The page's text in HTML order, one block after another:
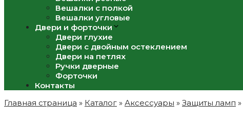
Вешалки с полкой
Вешалки угловые
Двери и форточки
Двери глухие
Двери с двойным остеклением
Двери на петлях
Ручки дверные
Форточки
Контакты
Главная страница » Каталог » Аксессуары » Защиты ламп »